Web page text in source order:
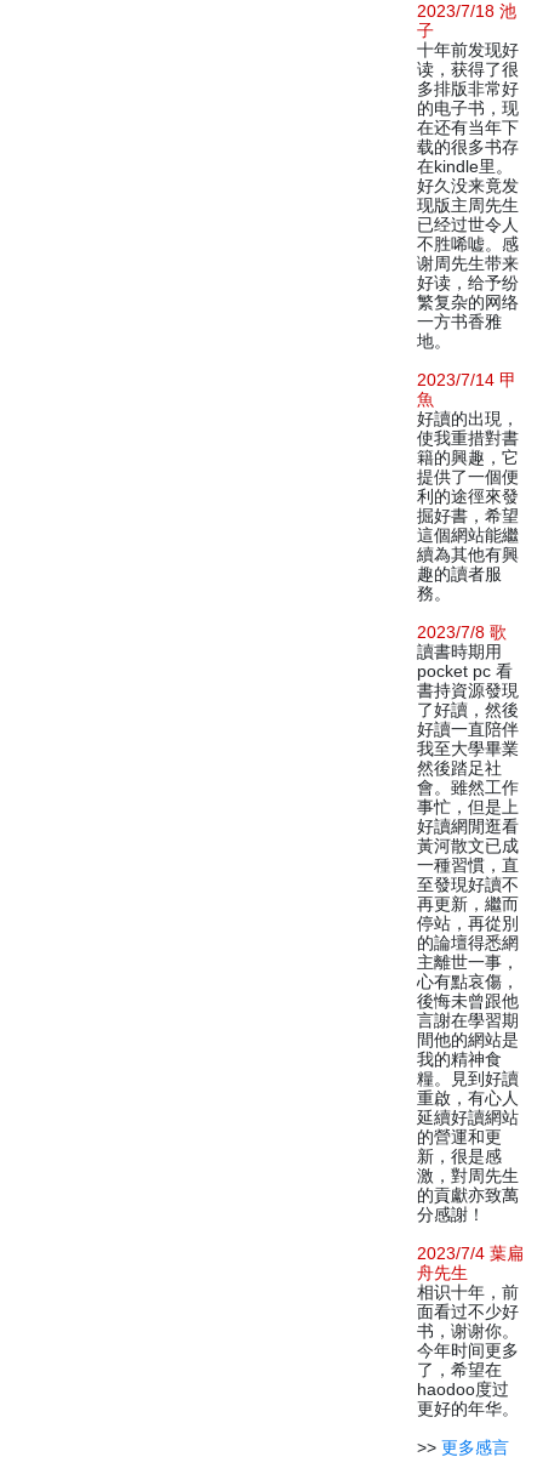
2023/7/18 池
子
十年前发现好
读，获得了很
多排版非常好
的电子书，现
在还有当年下
载的很多书存
在kindle里。
好久没来竟发
现版主周先生
已经过世令人
不胜唏嘘。感
谢周先生带来
好读，给予纷
繁复杂的网络
一方书香雅
地。
2023/7/14 甲
魚
好讀的出現，
使我重措對書
籍的興趣，它
提供了一個便
利的途徑來發
掘好書，希望
這個網站能繼
續為其他有興
趣的讀者服
務。
2023/7/8 歌
讀書時期用
pocket pc 看
書持資源發現
了好讀，然後
好讀一直陪伴
我至大學畢業
然後踏足社
會。雖然工作
事忙，但是上
好讀網閒逛看
黃河散文已成
一種習慣，直
至發現好讀不
再更新，繼而
停站，再從別
的論壇得悉網
主離世一事，
心有點哀傷，
後悔未曾跟他
言謝在學習期
間他的網站是
我的精神食
糧。見到好讀
重啟，有心人
延續好讀網站
的營運和更
新，很是感
激，對周先生
的貢獻亦致萬
分感謝！
2023/7/4 葉扁
舟先生
相识十年，前
面看过不少好
书，谢谢你。
今年时间更多
了，希望在
haodoo度过
更好的年华。
>> 更多感言